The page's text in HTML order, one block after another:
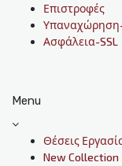
Επιστροφές
Ασφάλεια-SSL
Menu
Θέσεις
New Collection